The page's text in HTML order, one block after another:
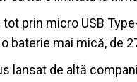
prin micro USB
baterie mai mică, de
lansat de altă